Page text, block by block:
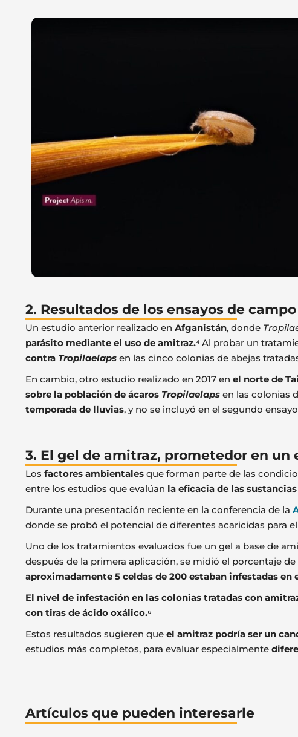
2. Resultados de los ensayos de
Un estudio anterior realizado en Afganistán, donde
parásito mediante el uso de amitraz.⁴ Al probar un
contra Tropilaelaps en las cinco colonias de abejas
En cambio, otro estudio realizado en 2017 en el norte de
sobre la población de ácaros Tropilaelaps en las colonias
temporada de lluvias, y no se incluyó en el segundo
3. El gel de amitraz, prometedor en un
Los factores ambientales que forman parte de las
entre los estudios que evalúan la eficacia de las
Durante una presentación reciente en la conferencia de la
donde se probó el potencial de diferentes acaricidas para
Uno de los tratamientos evaluados fue un gel a base de
después de la primera aplicación, se midió el porcentaje
aproximadamente 5 celdas de 200 estaban infestadas
El nivel de infestación en las colonias tratadas con
con tiras de ácido oxálico.⁶
Estos resultados sugieren que el amitraz podría ser un
estudios más completos, para evaluar especialmente
Artículos que pueden interesarle